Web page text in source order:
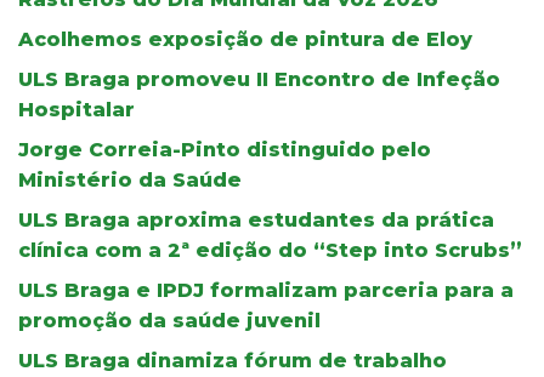
Acolhemos exposição de pintura de Eloy
ULS Braga promoveu II Encontro de Infeção
Hospitalar
Jorge Correia-Pinto distinguido pelo
Ministério da Saúde
ULS Braga aproxima estudantes da prática
clínica com a 2ª edição do “Step into Scrubs”
ULS Braga e IPDJ formalizam parceria para a
promoção da saúde juvenil
ULS Braga dinamiza fórum de trabalho